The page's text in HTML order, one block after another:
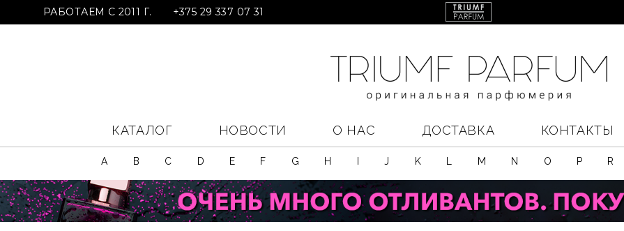
РАБОТАЕМ С 2011 Г. +375 29 337 07 31
КАТАЛОГ НОВОСТИ О НАС ДОСТАВКА КОНТАКТЫ
A B C D E F G H J K M N O P R